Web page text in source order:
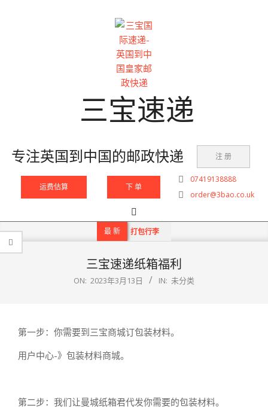
三宝速递
专注英国到中国的邮政快递 注 册
运费估算 下 单
07419138888
order@3bao.co.uk
Navigation
Menu
Search
最 新 打包行李
三宝速递纸箱福利
ON: 2023年3月13日 IN: 未分类
第一步：你需要到三宝商城订包装材料。
用户中心-》包装材料商城。
第二步：我们让曼城纸箱君代发你需要的包装材料。